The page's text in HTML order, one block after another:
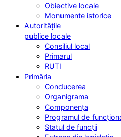
Obiective locale
Monumente istorice
Autoritățile
publice locale
Consiliul local
Primarul
RUTI
Primăria
Conducerea
Organigrama
Componența
Programul de
Statul de funcții